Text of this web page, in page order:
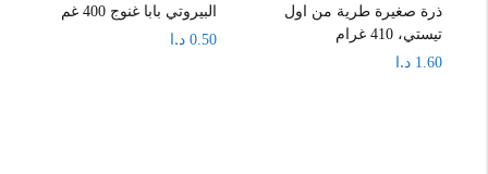
ذرة صغيرة طرية من اول
تيستي، 410 غرام
1.60 د.ا
البيروتي بابا غنوج 400 غم
0.50 د.ا